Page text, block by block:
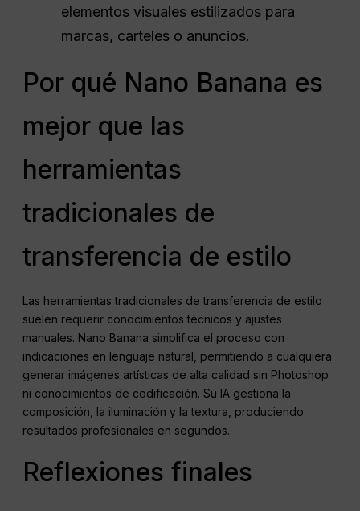
elementos visuales estilizados para
marcas, carteles o anuncios.
Por qué Nano Banana es
mejor que las
herramientas
tradicionales de
transferencia de estilo
Las herramientas tradicionales de transferencia de estilo
suelen requerir conocimientos técnicos y ajustes
manuales. Nano Banana simplifica el proceso con
indicaciones en lenguaje natural, permitiendo a cualquiera
generar imágenes artísticas de alta calidad sin Photoshop
ni conocimientos de codificación. Su IA gestiona la
composición, la iluminación y la textura, produciendo
resultados profesionales en segundos.
Reflexiones finales